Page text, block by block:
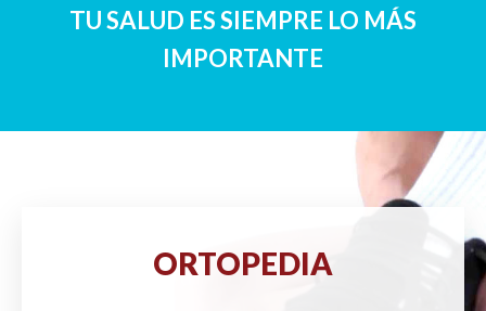
TU SALUD ES SIEMPRE LO MÁS
IMPORTANTE
ORTOPEDIA